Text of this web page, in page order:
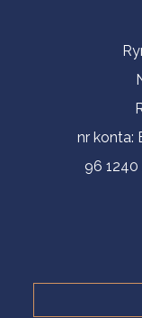
Informacje
nr konta:
96 1240